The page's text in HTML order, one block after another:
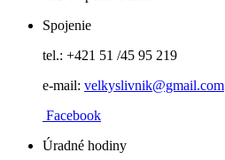
Spojenie
tel.: +421 51 /45 95 219
e-mail: velkyslivnik@gmail.com
Facebook
Úradné hodiny